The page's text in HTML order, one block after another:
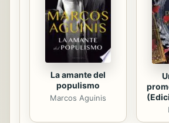
La amante del
populismo
Marcos Aguinis